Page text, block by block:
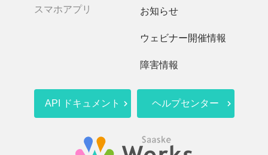
スマホアプリ
お知らせ
ウェビナー開催情報
障害情報
API ドキュメント ヘルプセンター